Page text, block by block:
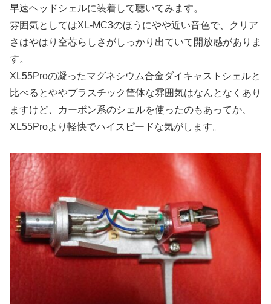
早速ヘッドシェルに装着して聴いてみます。
雰囲気としてはXL-MC3のほうにやや近い音色で、クリア
さはやはり空芯らしさがしっかり出ていて開放感がありま
す。
XL55Proの凝ったマグネシウム合金ダイキャストシェルと
比べるとややプラスチック筐体な雰囲気はなんとなくあり
ますけど、カーボン系のシェルを使ったのもあってか、
XL55Proより軽快でハイスピードな気がします。